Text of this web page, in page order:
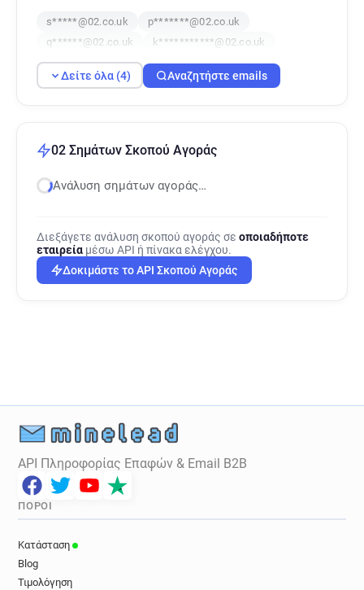
s*****@02.co.uk
p*******@02.co.uk
q******@02.co.uk
k***********@02.co.uk
Δείτε όλα (4) Αναζητήστε emails
02 Σημάτων Σκοπού Αγοράς
Ανάλυση σημάτων αγοράς…
Διεξάγετε ανάλυση σκοπού αγοράς σε οποιαδήποτε
εταιρεία μέσω API ή πίνακα ελέγχου.
Δοκιμάστε το API Σκοπού Αγοράς
API Πληροφορίας Επαφών & Email B2B
ΠΌΡΟΙ
Κατάσταση
Blog
Τιμολόγηση